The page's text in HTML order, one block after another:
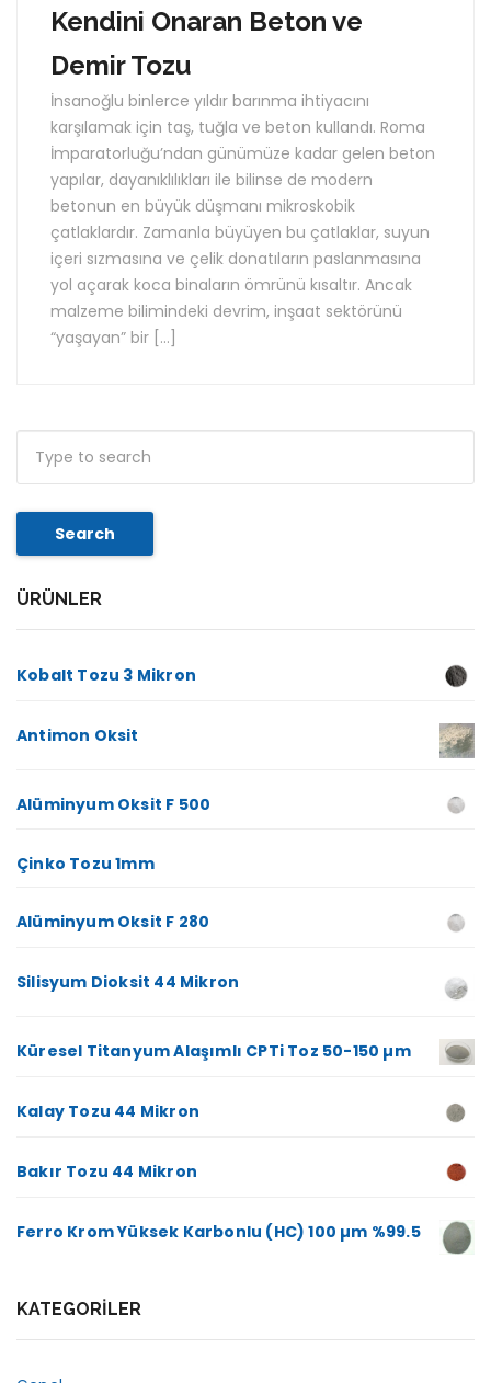
Kendini Onaran Beton ve
Demir Tozu
İnsanoğlu binlerce yıldır barınma ihtiyacını
karşılamak için taş, tuğla ve beton kullandı. Roma
İmparatorluğu’ndan günümüze kadar gelen beton
yapılar, dayanıklılıkları ile bilinse de modern
betonun en büyük düşmanı mikroskobik
çatlaklardır. Zamanla büyüyen bu çatlaklar, suyun
içeri sızmasına ve çelik donatıların paslanmasına
yol açarak koca binaların ömrünü kısaltır. Ancak
malzeme bilimindeki devrim, inşaat sektörünü
“yaşayan” bir […]
Search
ÜRÜNLER
Kobalt Tozu 3 Mikron
Antimon Oksit
Alüminyum Oksit F 500
Çinko Tozu 1mm
Alüminyum Oksit F 280
Silisyum Dioksit 44 Mikron
Küresel Titanyum Alaşımlı CPTi Toz 50-150 µm
Kalay Tozu 44 Mikron
Bakır Tozu 44 Mikron
Ferro Krom Yüksek Karbonlu (HC) 100 µm %99.5
KATEGORILER